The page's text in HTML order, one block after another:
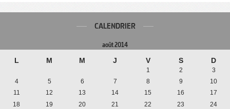
CALENDRIER
août 2014
L M M J V S D
1 2
3
4
5 6 7 8 9
10
11
12 13 14 15 16
17
18
19 20 21 22 23
24